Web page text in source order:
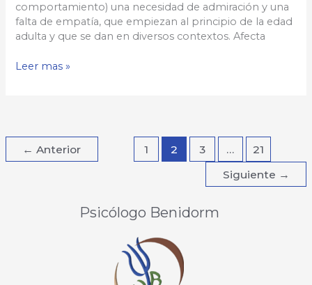
comportamiento) una necesidad de admiración y una
falta de empatía, que empiezan al principio de la edad
adulta y que se dan en diversos contextos. Afecta
Trastorno
Leer mas »
← Anterior 1 2 3 …
21
Siguiente →
Psicólogo Benidorm